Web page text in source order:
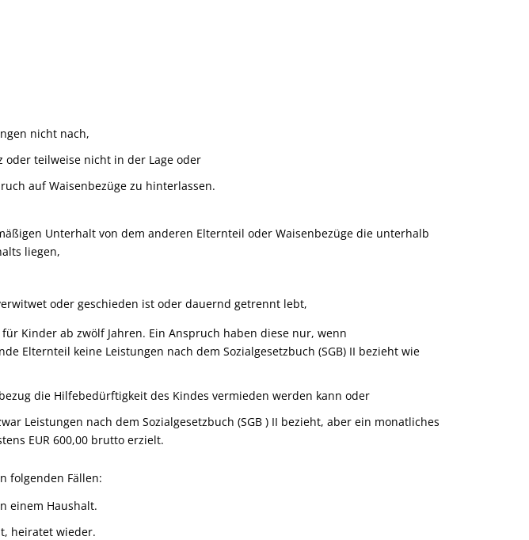
nicht nach,
teilweise nicht in der Lage oder
auf Waisenbezüge zu hinterlassen.
Unterhalt von dem anderen Elternteil oder Waisenbezüge die unterhalb
liegen,
oder geschieden ist oder dauernd getrennt lebt,
Kinder ab zwölf Jahren. Ein Anspruch haben diese nur, wenn
Elternteil keine Leistungen nach dem Sozialgesetzbuch (SGB) II bezieht wie
die Hilfebedürftigkeit des Kindes vermieden werden kann oder
Leistungen nach dem Sozialgesetzbuch (SGB ) II bezieht, aber ein monatliches
EUR 600,00 brutto erzielt.
folgenden Fällen:
einem Haushalt.
heiratet wieder.